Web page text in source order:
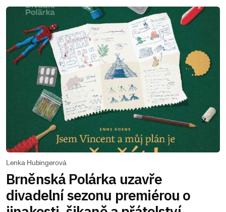
Lenka Hubingerová
Brněnská Polárka uzavře
divadelní sezonu premiérou o